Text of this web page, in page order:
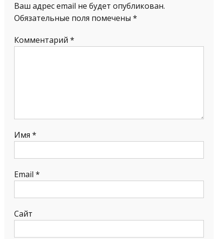
Ваш адрес email не будет опубликован.
Обязательные поля помечены *
Комментарий *
Имя *
Email *
Сайт